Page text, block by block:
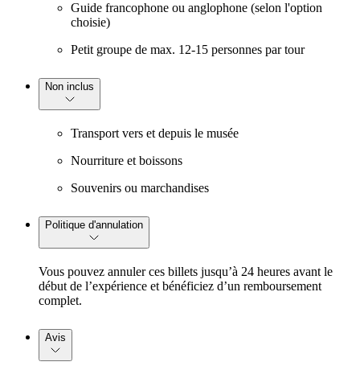
Guide francophone ou anglophone (selon l'option
choisie)
Petit groupe de max. 12-15 personnes par tour
Non inclus
Transport vers et depuis le musée
Nourriture et boissons
Souvenirs ou marchandises
Politique d'annulation
Vous pouvez annuler ces billets jusqu’à 24 heures avant le
début de l’expérience et bénéficiez d’un remboursement
complet.
Avis